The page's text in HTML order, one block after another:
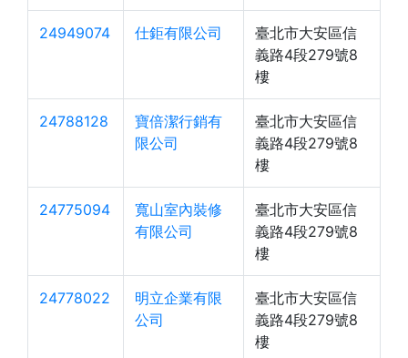
24949074 仕鉅有限公司
臺北市大安區信
義路4段279號8
樓
24788128
寶倍潔行銷有
限公司
臺北市大安區信
義路4段279號8
樓
24775094
寬山室內裝修
有限公司
臺北市大安區信
義路4段279號8
樓
24778022
明立企業有限
公司
臺北市大安區信
義路4段279號8
樓